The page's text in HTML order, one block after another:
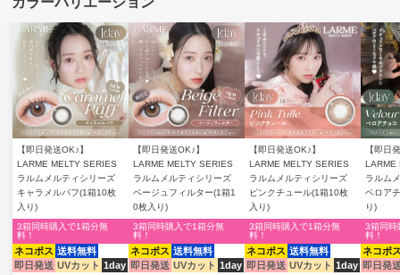
【即日発送OK♪】
LARME MELTY SERIES
ラルムメルティシリーズ
キャラメルパフ(1箱10枚
入り)
ネコポス 送料無料
即日発送 UVカット 1day
3箱同時購入で1箱分無
料！
【即日発送OK♪】
LARME MELTY SERIES
ラルムメルティシリーズ
ベージュフィルター(1箱1
0枚入り)
ネコポス 送料無料
即日発送 UVカット 1day
3箱同時購入で1箱分無
料！
【即日発送OK♪】
LARME MELTY SERIES
ラルムメルティシリーズ
ピンクチュール(1箱10枚
入り)
ネコポス 送料無料
即日発送 UVカット 1day
3箱同時購入で1箱分無
料！
【即日
LARME
ラルム
ベロア
り)
ネコポ
即日発
3箱同時
料！